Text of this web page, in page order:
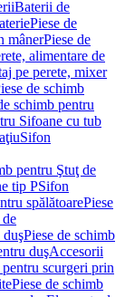
Baterii de
Piese de
mânerPiese de
alimentare de
pe perete, mixer
de schimb
schimb pentru
Sifoane cu tub
Sifon
pentru Ştuţ de
tip PSifon
spălătoarePiese
duşPiese de schimb
duşAccesorii
scurgeri prin
Piese de schimb